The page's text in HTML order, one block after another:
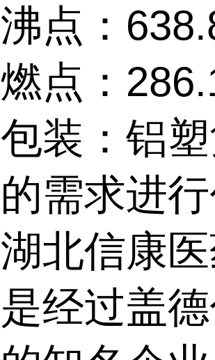
沸点：
燃点：
包装：铝
的需求进
湖北信康
是经过盖